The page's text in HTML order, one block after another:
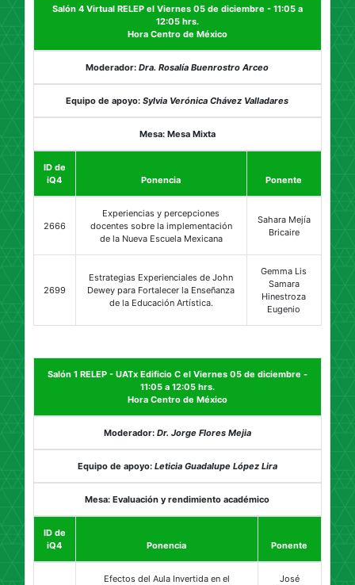
Salón 4 Virtual RELEP el Viernes 05 de diciembre - 11:05 a
12:05 hrs.
Hora Centro de México
Moderador:Dra. Rosalía Buenrostro Arceo
Equipo de apoyo:Sylvia Verónica Chávez Valladares
Mesa: Mesa Mixta
ID de
iQ4
Ponencia Ponente
2666
Experiencias y percepciones
docentes sobre la implementación
de la Nueva Escuela Mexicana
Sahara Mejía
Bricaire
2699
Estrategias Experienciales de John
Dewey para Fortalecer la Enseñanza
de la Educación Artística.
Gemma Lis
Samara
Hinestroza
Eugenio
Salón 1 RELEP - UATx Edificio C el Viernes 05 de diciembre -
11:05 a 12:05 hrs.
Hora Centro de México
Moderador: Dr. Jorge Flores Mejia
Equipo de apoyo: Leticia Guadalupe López Lira
Mesa: Evaluación y rendimiento académico
ID de
iQ4
Ponencia Ponente
Efectos del Aula Invertida en el
José